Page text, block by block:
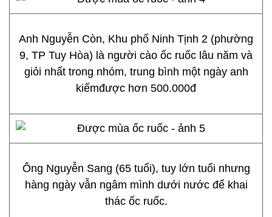
Anh Nguyễn Còn, Khu phố Ninh Tịnh 2 (phường
9, TP Tuy Hòa) là người cào ốc ruốc lâu năm và
giỏi nhất trong nhóm, trung bình một ngày anh
kiếmđược hơn 500.000đ
Ông Nguyễn Sang (65 tuổi), tuy lớn tuổi nhưng
hàng ngày vẫn ngâm mình dưới nước để khai
thác ốc ruốc.